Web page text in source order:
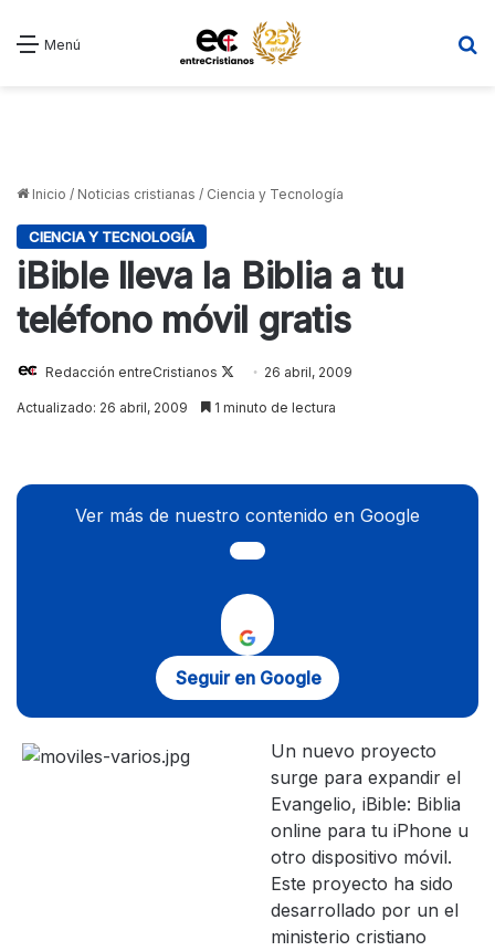
Menú
Inicio / Noticias cristianas / Ciencia y Tecnología
CIENCIA Y TECNOLOGÍA
iBible lleva la Biblia a tu
teléfono móvil gratis
Redacción entreCristianos
Follow
on
26 abril, 2009
Actualizado: 26 abril, 2009 1 minuto de lectura
Ver más de nuestro contenido en Google
Seguir en Google
Un nuevo proyecto
surge para expandir el
Evangelio, iBible: Biblia
online para tu iPhone u
otro dispositivo móvil.
Este proyecto ha sido
desarrollado por un el
ministerio cristiano